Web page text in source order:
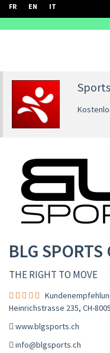
FR EN IT
BLG SPORTS
THE RIGHT TO MOVE
Heinrichstrasse 235, CH-
www.blgsports.ch
info@blgsports.ch